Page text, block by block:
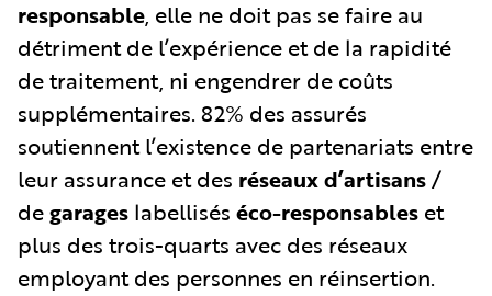
responsable, elle ne doit pas se faire au
détriment de l’expérience et de la rapidité
de traitement, ni engendrer de coûts
supplémentaires. 82% des assurés
soutiennent l’existence de partenariats entre
leur assurance et des réseaux d’artisans/
degarages labellisés éco-responsables et
plus des trois-quarts avec des réseaux
employant des personnes en réinsertion.